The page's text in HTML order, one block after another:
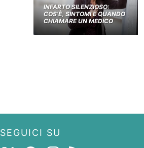
INFARTO SILENZIOSO:
COS’È, SINTOMI E QUANDO
CHIAMARE UN MEDICO
SEGUICI SU